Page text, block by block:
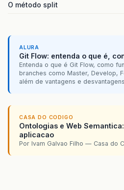
O método split
ALURA
Git Flow: entenda o que é,
Entenda o que é Git Flow, como
branches como Master, Develop,
além de vantagens e
CASA DO CODIGO
Ontologias e Web
aplicacao
Por Ivam Galvao Filho — Casa do